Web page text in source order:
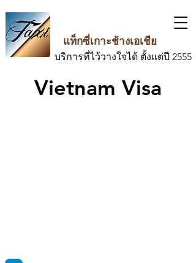
แท็กซี่เกาะช้างเอเชีย
บริการที่ไว้วางใจได้ ตั้งแต่ปี 2555
Vietnam Visa